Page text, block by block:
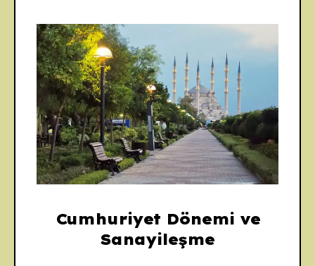
Cumhuriyet Dönemi ve
Sanayileşme